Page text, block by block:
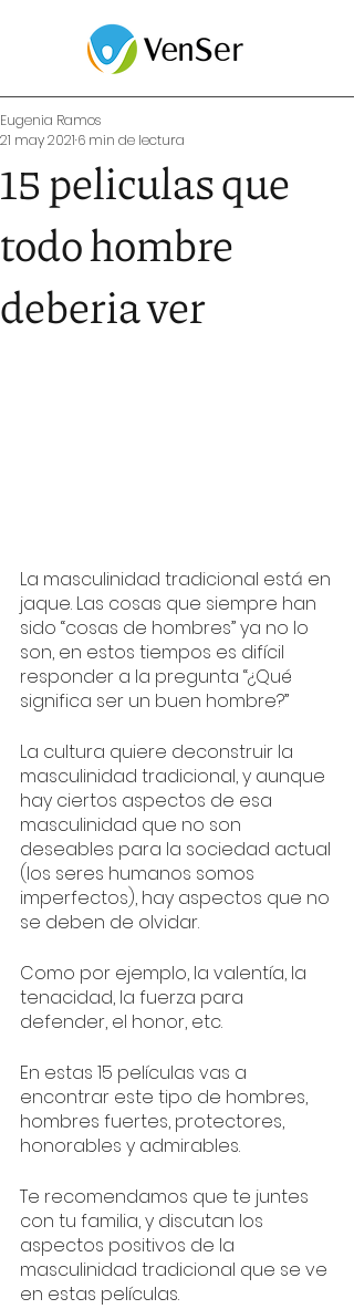
15 peliculas que
todo hombre
deberia ver
Eugenia Ramos
21 may 2021 6 min de lectura
La masculinidad tradicional está en
jaque. Las cosas que siempre han
sido “cosas de hombres” ya no lo
son, en estos tiempos es difícil
responder a la pregunta “¿Qué
significa ser un buen hombre?”
La cultura quiere deconstruir la
masculinidad tradicional, y aunque
hay ciertos aspectos de esa
masculinidad que no son
deseables para la sociedad actual
(los seres humanos somos
imperfectos), hay aspectos que no
se deben de olvidar.
Como por ejemplo, la valentía, la
tenacidad, la fuerza para
defender, el honor, etc.
En estas 15 películas vas a
encontrar este tipo de hombres,
hombres fuertes, protectores,
honorables y admirables.
Te recomendamos que te juntes
con tu familia, y discutan los
aspectos positivos de la
masculinidad tradicional que se ve
en estas películas.